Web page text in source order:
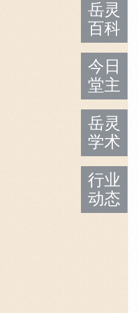
岳灵
百科
今日
堂主
岳灵
学术
行业
动态